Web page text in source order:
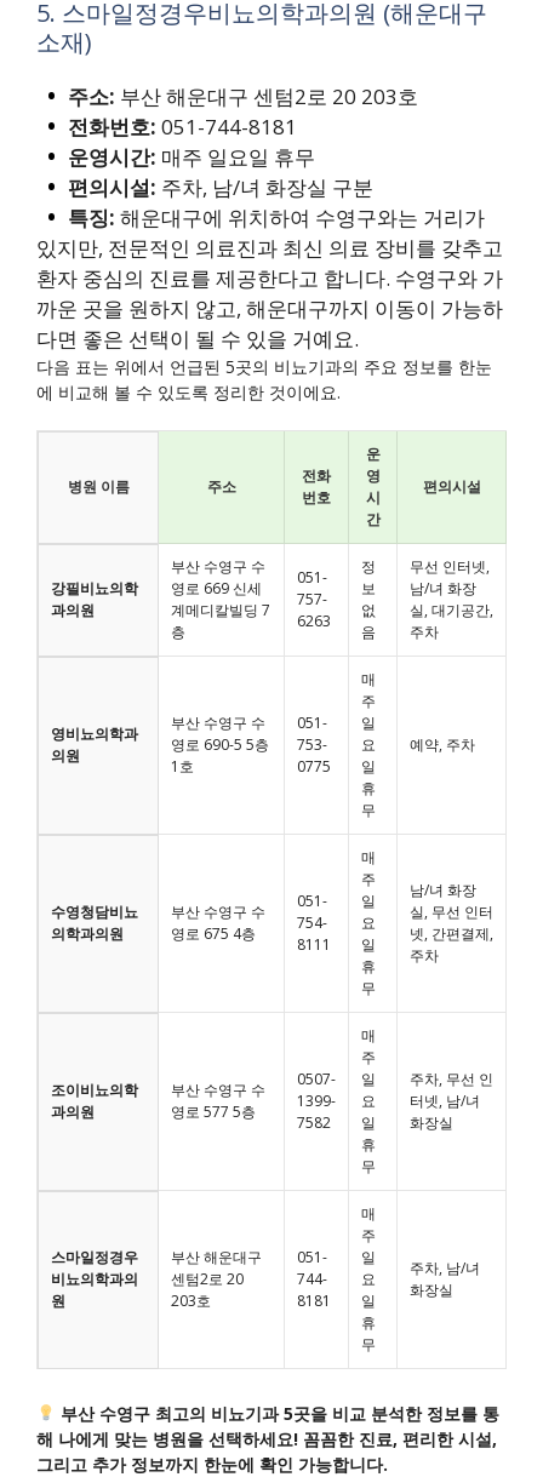
5. 스마일정경우비뇨의학과의원 (해운대구
소재)
주소: 부산 해운대구 센텀2로 20 203호
전화번호: 051-744-8181
운영시간: 매주 일요일 휴무
편의시설: 주차, 남/녀 화장실 구분
특징: 해운대구에 위치하여 수영구와는 거리가
있지만, 전문적인 의료진과 최신 의료 장비를 갖추고
환자 중심의 진료를 제공한다고 합니다. 수영구와 가
까운 곳을 원하지 않고, 해운대구까지 이동이 가능하
다면 좋은 선택이 될 수 있을 거예요.
다음 표는 위에서 언급된 5곳의 비뇨기과의 주요 정보를 한눈
에 비교해 볼 수 있도록 정리한 것이에요.
병원 이름 주소
전화
번호
운
영
시
간
편의시설
강필비뇨의학
과의원
부산 수영구 수
영로 669 신세
계메디칼빌딩 7
층
051-
757-
6263
정
보
없
음
무선 인터넷,
남/녀 화장
실, 대기공간,
주차
영비뇨의학과
의원
부산 수영구 수
영로 690-5 5층
1호
051-
753-
0775
매
주
일
요
일
휴
무
예약, 주차
수영청담비뇨
의학과의원
부산 수영구 수
영로 675 4층
051-
754-
8111
매
주
일
요
일
휴
무
남/녀 화장
실, 무선 인터
넷, 간편결제,
주차
조이비뇨의학
과의원
부산 수영구 수
영로 577 5층
0507-
1399-
7582
매
주
일
요
일
휴
무
주차, 무선 인
터넷, 남/녀
화장실
스마일정경우
비뇨의학과의
원
부산 해운대구
센텀2로 20
203호
051-
744-
8181
매
주
일
요
일
휴
무
주차, 남/녀
화장실
부산 수영구 최고의 비뇨기과 5곳을 비교 분석한 정보를 통
해 나에게 맞는 병원을 선택하세요! 꼼꼼한 진료, 편리한 시설,
그리고 추가 정보까지 한눈에 확인 가능합니다.